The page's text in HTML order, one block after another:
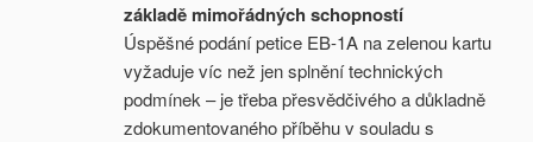
základě mimořádných schopností
Úspěšné podání petice EB-1A na zelenou kartu
vyžaduje víc než jen splnění technických
podmínek – je třeba přesvědčivého a důkladně
zdokumentovaného příběhu v souladu s